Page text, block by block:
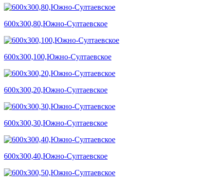
600х300,80,Южно-Султаевское
600х300,100,Южно-Султаевское
600х300,20,Южно-Султаевское
600х300,30,Южно-Султаевское
600х300,40,Южно-Султаевское